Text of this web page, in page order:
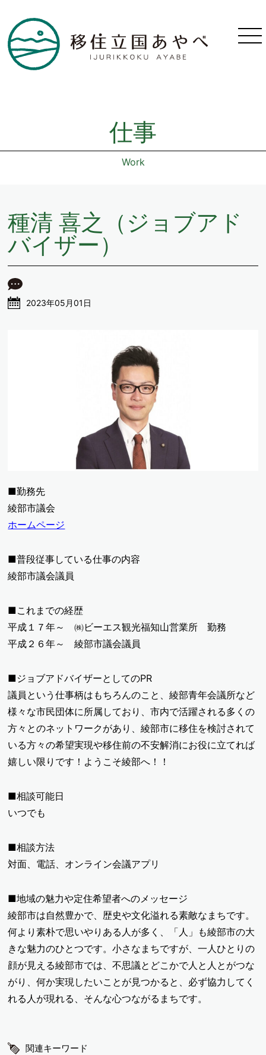
仕事
Work
種清 喜之（ジョブアド
バイザー）
2023年05月01日
■勤務先
綾部市議会
ホームページ
■普段従事している仕事の内容
綾部市議会議員
■これまでの経歴
平成１７年～ ㈱ビーエス観光福知山営業所 勤務
平成２６年～ 綾部市議会議員
■ジョブアドバイザーとしてのPR
議員という仕事柄はもちろんのこと、綾部青年会議所など
様々な市民団体に所属しており、市内で活躍される多くの
方々とのネットワークがあり、綾部市に移住を検討されて
いる方々の希望実現や移住前の不安解消にお役に立てれば
嬉しい限りです！ようこそ綾部へ！！
■相談可能日
いつでも
■相談方法
対面、電話、オンライン会議アプリ
■地域の魅力や定住希望者へのメッセージ
綾部市は自然豊かで、歴史や文化溢れる素敵なまちです。
何より素朴で思いやりある人が多く、「人」も綾部市の大
きな魅力のひとつです。小さなまちですが、一人ひとりの
顔が見える綾部市では、不思議とどこかで人と人とがつな
がり、何か実現したいことが見つかると、必ず協力してく
れる人が現れる、そんな心つながるまちです。
関連キーワード